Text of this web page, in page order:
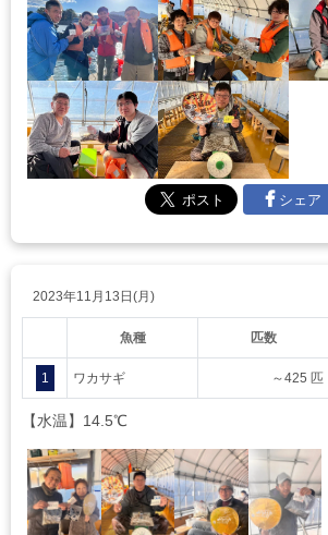
シェア
2023年11月13日(月)
魚種 匹数
1 ワカサギ ～425 匹
【水温】14.5℃